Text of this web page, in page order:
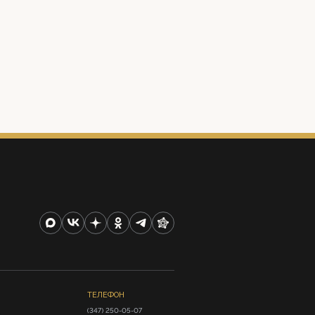
ТЕЛЕФОН
(347) 250-05-07